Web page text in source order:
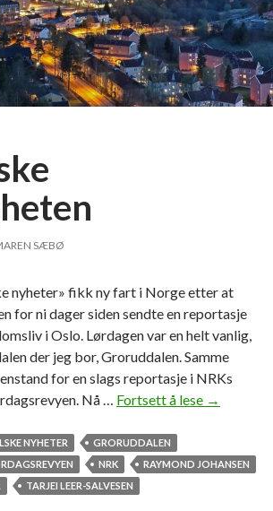
SÆBØ
nyheter» fikk ny fart i Norge etter at
for ni dager siden sendte en reportasje
i Oslo. Lørdagen var en helt vanlig,
der jeg bor, Groruddalen. Samme
for en slags reportasje i NRKs
Nå … Fortsett å lese D
f
→
NYHETER
GRORUDDALEN
NRK
RAYMOND JOHANSEN
TARJEI LEER-SALVESEN